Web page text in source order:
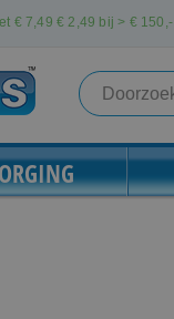
€ 7,49 € 2,49 bij > €150,-
Search